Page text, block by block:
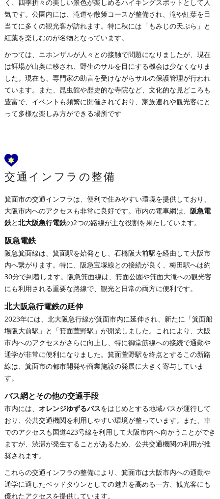
く、四季折々の美しい景色が楽しめるハイキングスポットとして人
気です。公園内には、滝道や散策コースが整備され、滝や紅葉を目
当てに多くの観光客が訪れます。特に秋には「もみじの天ぷら」と
紅葉を楽しむのが名物となっています。
かつては、ニホンザルが人々との接触で問題になりましたが、現在
は餌場が山奥に移され、野生のサルを目にする機会は少なくなりま
した。現在も、専門家の助言を受けながらサルの保護管理が行われ
ています。また、昆虫館や歴史的な寺院など、文化的な見どころも
豊富で、イベントも頻繁に開催されており、家族連れや観光客にと
って多様な楽しみ方ができる場所です
交通インフラの整備
箕面市の交通インフラは、便利で住みやすい環境を提供しており、
大阪市内へのアクセスも非常に良好です。市内の電車網は、 阪急電
鉄と北大阪急行電鉄の2つの路線が主な役割を果たしています。
阪急電鉄
阪急箕面線は、箕面駅を始発とし、石橋阪大前駅を経由して大阪市
内へ繋がります。特に、阪急宝塚線との接続が良く、梅田駅へは約
30分で到着します。阪急箕面線は、箕面公園や箕面大滝への観光客
にも利用される重要な路線で、観光と日常の両方に便利です。
北大阪急行電鉄の延伸
2023年には、北大阪急行線が箕面市内に延伸され、新たに「箕面船
場阪大前駅」と「箕面萱野駅」が開業しました。これにより、大阪
市内へのアクセスがさらに向上し、特に御堂筋線への接続で通勤や
通学が非常に便利になりました。箕面萱野駅を終点とするこの新路
線は、箕面市の都市開発や商業施設の発展に大きく寄与していま
す。
バス網とその他の交通手段
市内には、 オレンジゆずるバスをはじめとする地域バスが運行して
おり、公共交通機関を利用しやすい環境が整っています。また、車
でのアクセスも国道423号線を利用して大阪市内へ向かうことができ
ますが、渋滞が発生することがあるため、公共交通機関の利用が推
奨されます。
これらの交通インフラの整備により、箕面市は大阪市内への通勤や
通学に適したベッドタウンとしての魅力を高める一方、観光客にも
優れたアクセスを提供しています。